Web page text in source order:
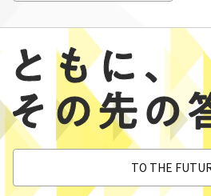
TO THE